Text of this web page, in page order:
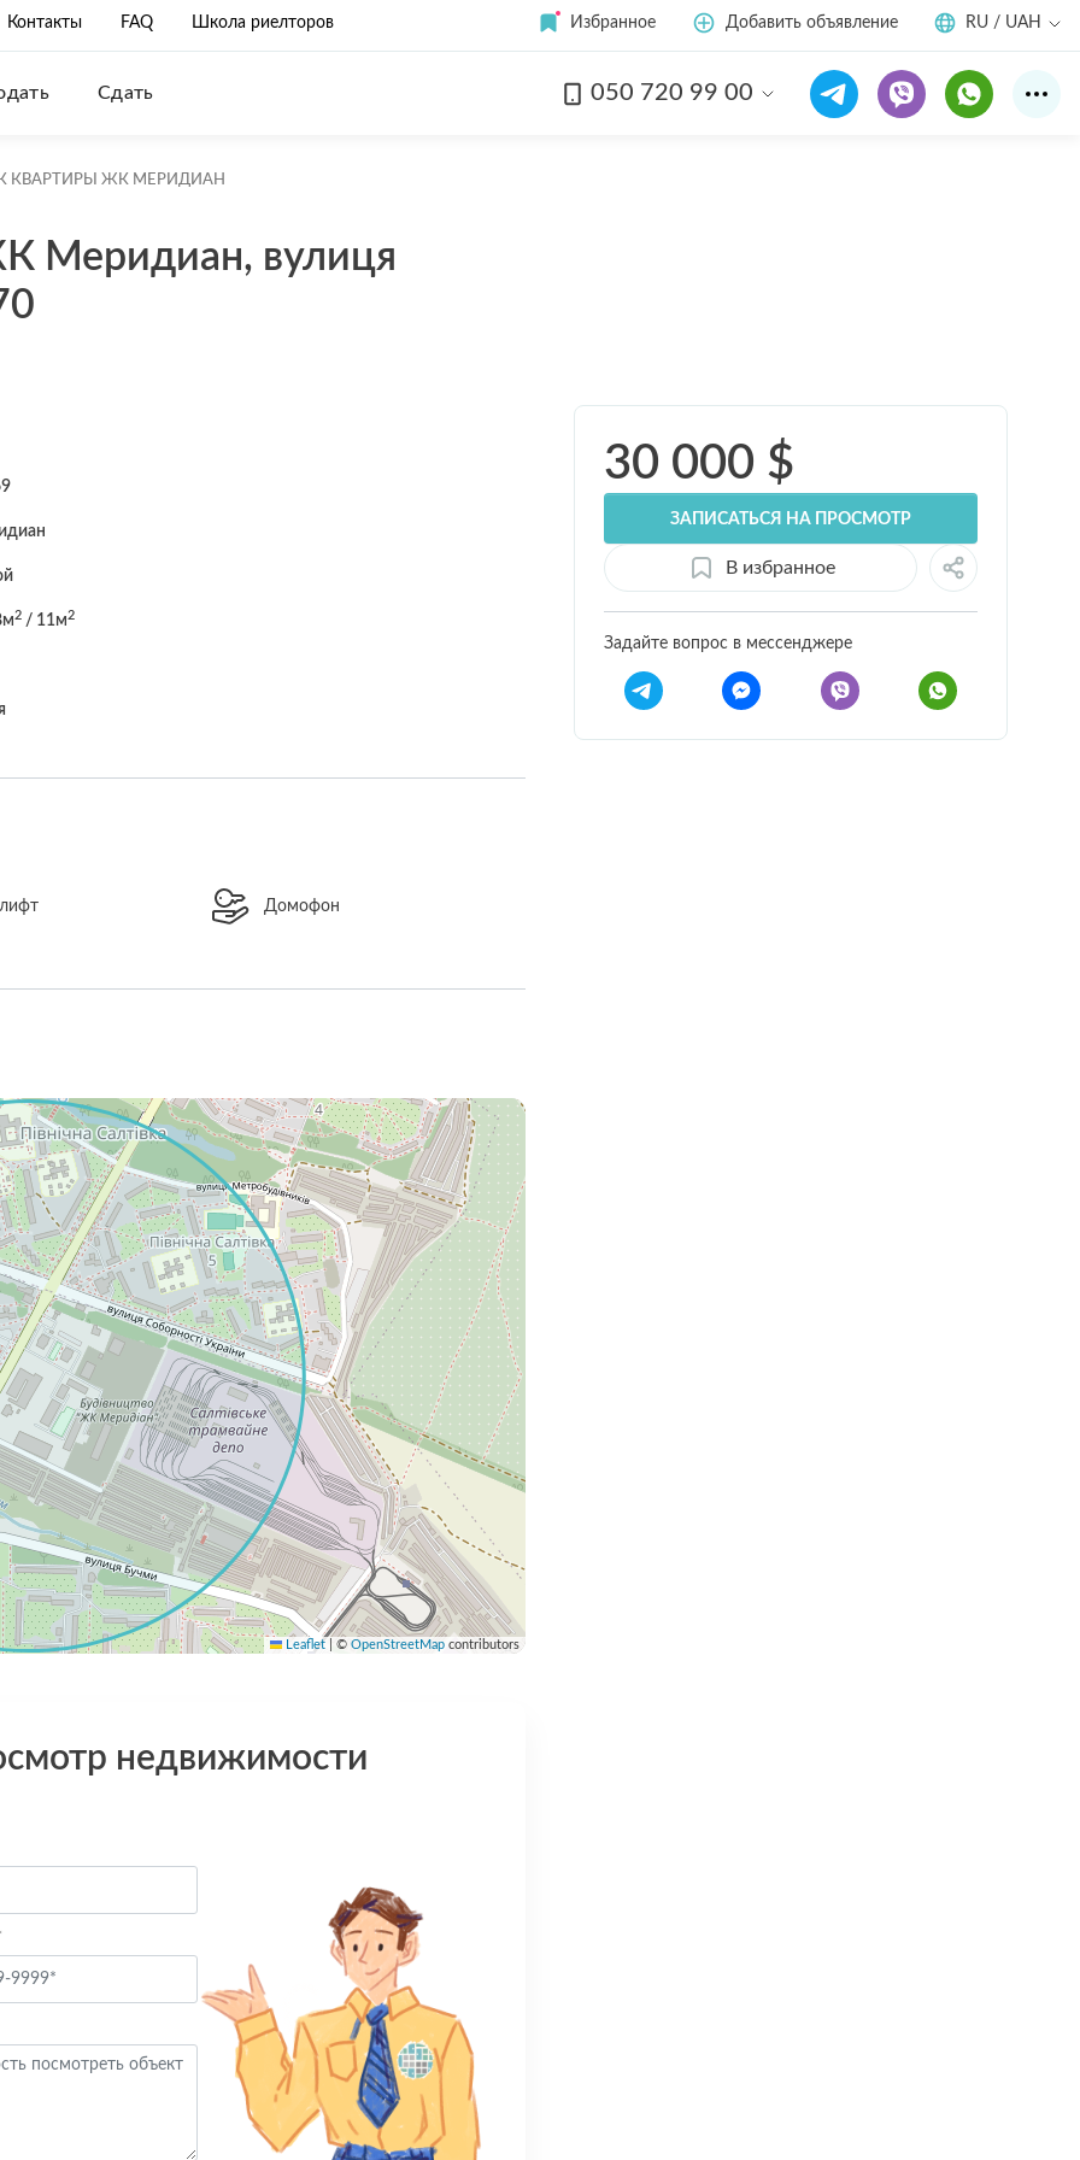
Контакты FAQ Школа риелторов Избранное Добавить объявление RU / UAH
Сдать 050 720 99 00
КВАРТИРЫ ЖК МЕРИДИАН
Меридиан, вулиця
2/ 11м2
Домофон
Leaflet © OpenStreetMap contributors
недвижимости
30 000 $
ЗАПИСАТЬСЯ НА ПРОСМОТР
В избранное
Задайте вопрос в мессенджере